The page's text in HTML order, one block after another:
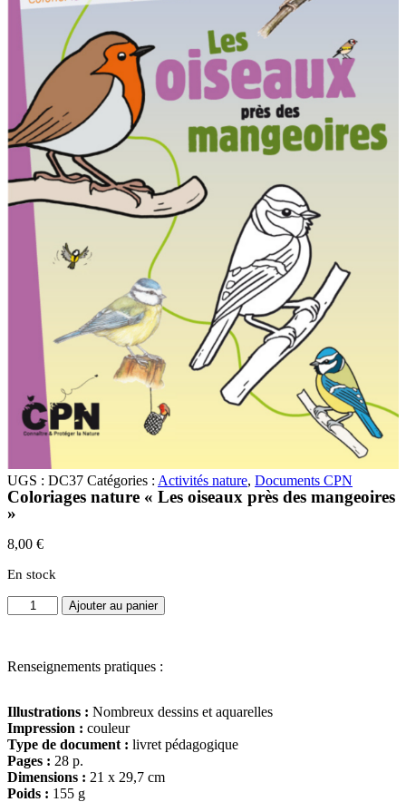
UGS : DC37 Catégories : Activités nature, Documents CPN
Coloriages nature « Les oiseaux près des mangeoires
»
8,00 €
En stock
quantité
de
«
près
des
mangeoires
»
Ajouter au panier
Renseignements pratiques :
Illustrations : Nombreux dessins et aquarelles
Impression : couleur
Type de document : livret pédagogique
Pages : 28 p.
Dimensions : 21 x 29,7 cm
Poids : 155 g